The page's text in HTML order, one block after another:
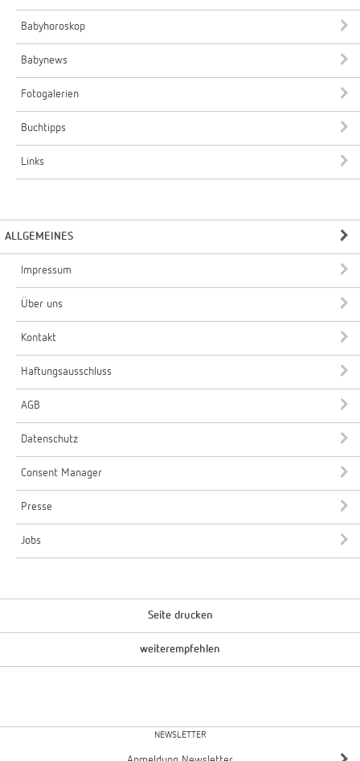
Babyhoroskop
Babynews
Fotogalerien
Buchtipps
Links
ALLGEMEINES
Impressum
Über uns
Kontakt
Haftungsausschluss
AGB
Datenschutz
Consent Manager
Presse
Jobs
Seite drucken
weiterempfehlen
NEWSLETTER